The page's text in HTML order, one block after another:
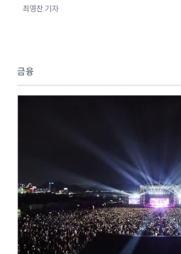
최영찬 기자
금융